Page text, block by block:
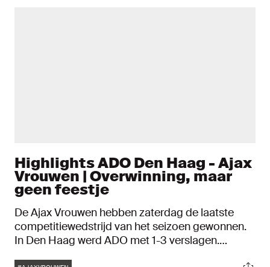
Highlights ADO Den Haag - Ajax
Vrouwen | Overwinning, maar
geen feestje
De Ajax Vrouwen hebben zaterdag de laatste
competitiewedstrijd van het seizoen gewonnen.
In Den Haag werd ADO met 1-3 verslagen.